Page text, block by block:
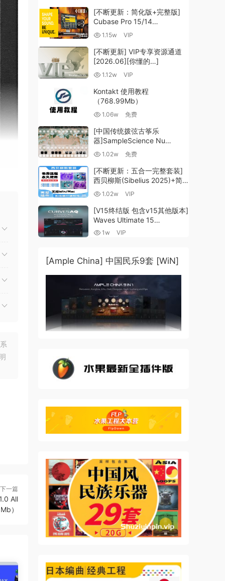
see
下一篇
All
）
[不断更新：简化版+完整版]
Cubase Pro 15/14
VR/R2R/U2B+原厂音源+插件
MacOSX]（704.0MB+）
1.15w VIP
[不断更新] VIP专享资源通道
[2026.06][你懂的…]
1.12w VIP
Kontakt 使用教程
（768.99Mb）
1.06w 免费
[中国传统拨弦古筝乐
器]SampleScience Nu
Guzheng v2.0 x64 VST
VST3 AU DECENT SAMPLER
[WiN, MacOSX]（158MB)
1.02w 免费
[不断更新：五合一完整套装]
西贝柳斯(Sibelius 2025)+简
谱插件V8+图片识别+音频识别
MacOSX]（80.48GB+）
1.02w VIP
[V15终结版 包含v15其他版本]
Waves Ultimate 15
v25.05.27+一键安装版+安装
（4.1GB+10.2GB+9.6GB）
1w VIP
[Ample China] 中国民乐9套 [WiN]